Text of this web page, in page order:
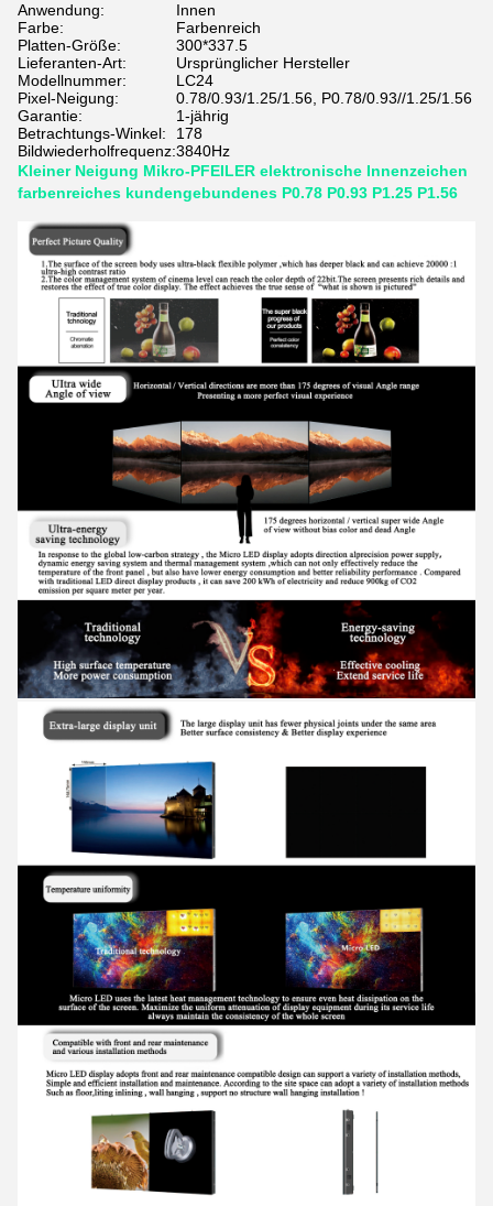
Anwendung:
Innen
Farbe:
Farbenreich
Platten-Größe:
300*337.5
Lieferanten-Art:
Ursprünglicher Hersteller
Modellnummer:
LC24
Pixel-Neigung:
0.78/0.93/1.25/1.56, P0.78/0.93//1.25/1.56
Garantie:
1-jährig
Betrachtungs-Winkel:
178
Bildwiederholfrequenz:3840Hz
Kleiner Neigung Mikro-PFEILER elektronische Innenzeichen
farbenreiches kundengebundenes P0.78 P0.93 P1.25 P1.56